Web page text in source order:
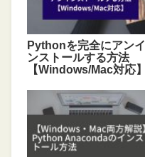
Pythonを完全にアンイ
ンストールする方法
【Windows/Mac対応】